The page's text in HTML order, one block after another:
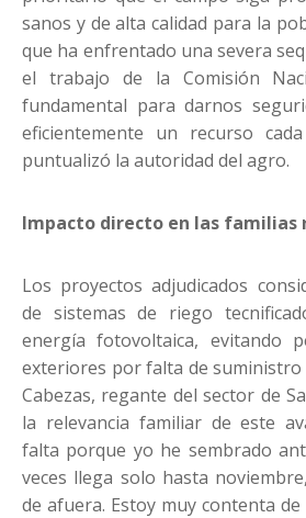
sanos y de alta calidad para la
que ha enfrentado una severa
el trabajo de la Comisión
fundamental para darnos
eficientemente un recurso
puntualizó la autoridad del agro.
Impacto directo en las familias
Los proyectos adjudicados
de sistemas de riego
energía fotovoltaica, evitando
exteriores por falta de suministro
Cabezas, regante del sector de
la relevancia familiar de este
falta porque yo he sembrado
veces llega solo hasta
de afuera. Estoy muy contenta